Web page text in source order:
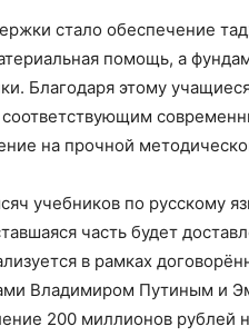
стало обеспечение
помощь, а
Благодаря этому
на прочной
учебников по русскому
часть будет
в рамках
Владимиром Путиным и
200 миллионов рублей